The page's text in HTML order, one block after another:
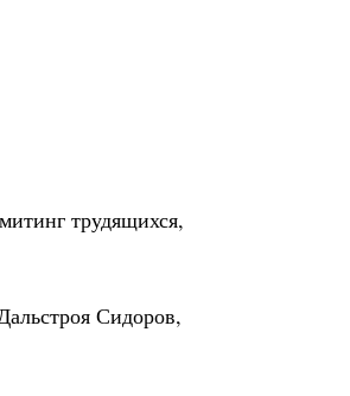
трудящихся,
Сидоров,